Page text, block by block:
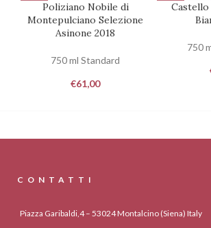
Poliziano Nobile di
Montepulciano Selezione
Asinone 2018
750 ml Standard
€61,00
Castello
750
CONTATTI
Piazza Garibaldi,4 – 53024 Montalcino (Siena) Italy